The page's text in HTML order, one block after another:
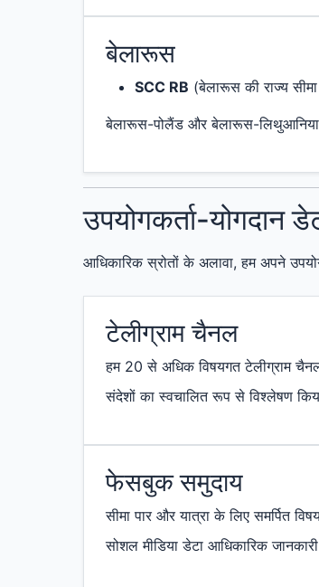
बेलारूस
SCC RB (बेलारूस की राज्य
बेलारूस-पोलैंड और बेलारूस-लिथुआनिया
उपयोगकर्ता-योगदान
आधिकारिक स्रोतों के अलावा, हम अपने
टेलीग्राम चैनल
हम 20 से अधिक विषयगत टेलीग्राम
संदेशों का स्वचालित रूप से विश्लेषण
फेसबुक समुदाय
सीमा पार और यात्रा के लिए समर्पित
सोशल मीडिया डेटा आधिकारिक